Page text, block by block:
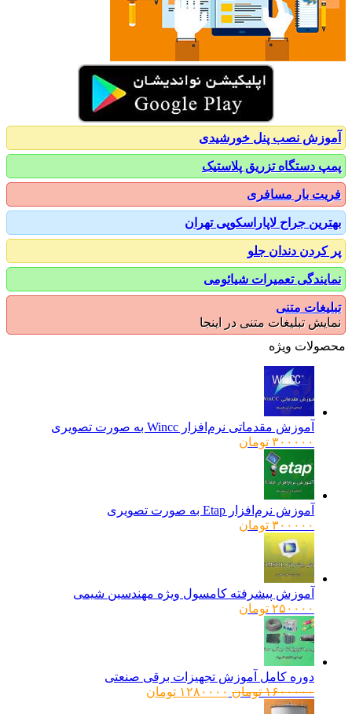
نصب پنل خورشیدی
دستگاه تزریق پلاستیک
بار مسافری
جراح لاپاراسکوپی تهران
دندان جلو
تعمیرات شیائومی
متنی
تبلیغات متنی در اینجا
ویژه
آموزش مقدماتی نرم‌افزار Wincc به صورت تصویری
۳۰۰۰۰۰ تومان
آموزش نرم‌افزار Etap به صورت تصویری
۳۰۰۰۰۰ تومان
آموزش پیشرفته کامسول ویژه مهندسین شیمی
۲۵۰۰۰۰ تومان
دوره کامل آموزش تجهیزات برقی صنعتی
۱۶۰۰۰۰۰ تومانقیمت
۱۲۸۰۰۰۰ تومانقیمت